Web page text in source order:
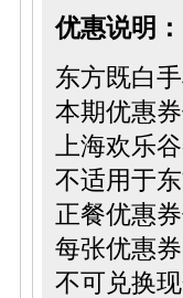
优惠说明：
东方既白
本期优惠
上海欢乐
不适用于
正餐优惠
每张优惠
不可兑换